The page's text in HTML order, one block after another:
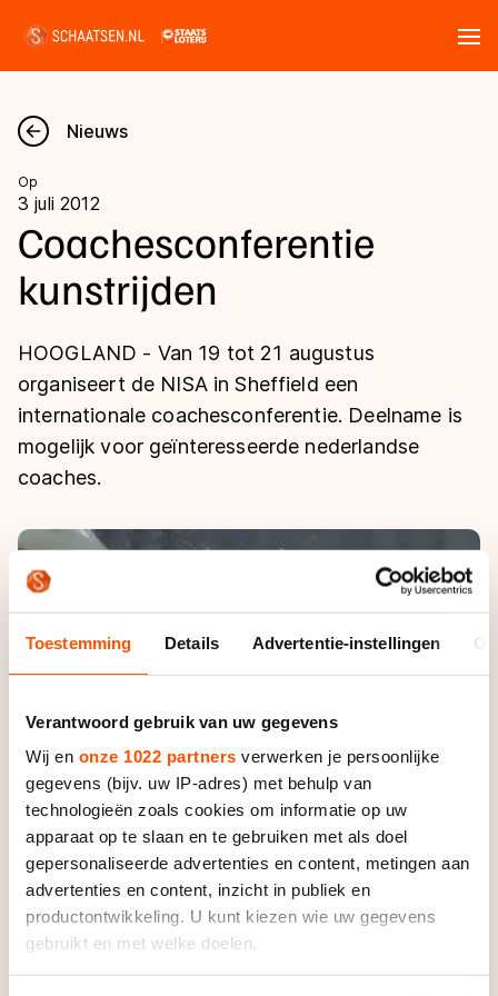
Toestemming Details Advertentie-instellingen
Verantwoord gebruik van uw gegevens
Wij en onze 1022 partners verwerken je persoonlijke
gegevens (bijv. uw IP-adres) met behulp van
technologieën zoals cookies om informatie op uw
apparaat op te slaan en te gebruiken met als doel
gepersonaliseerde advertenties en content, metingen aan
advertenties en content, inzicht in publiek en
productontwikkeling. U kunt kiezen wie uw gegevens
gebruikt en met welke doelen.
Nieuws
Kalender
Disciplines
Langebaan
Shorttrack
Inlineskaten
Schoonrijden
Natuurijs
Uitslagen
Langebaan
Shorttrack
Marathon
Inlineskaten
Kunstschaatsen
Tijden & historie
Ranglijsten Langebaan
Inschrijven wedstrijden
Algemene Nederlandse Schaatstijd
Deze zomer de weg op
Waar kan ik schaatsen en skaten?
Schaatsfans
Livestreams
Word schaatsfan!
Winacties
Olympische Spelen
Medaille overzicht
Medaillespiegel
Olympische uitslagen
Van Jong tot Goud verhalen
Nieuws
Op
3 juli 2012
Coachesconferentie
kunstrijden
HOOGLAND - Van 19 tot 21 augustus
organiseert de NISA in Sheffield een
internationale coachesconferentie. Deelname is
mogelijk voor geïnteresseerde nederlandse
coaches.